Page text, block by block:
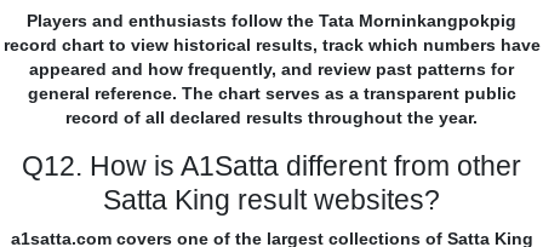
Players and enthusiasts follow the Tata Morninkangpokpig
record chart to view historical results, track which numbers have
appeared and how frequently, and review past patterns for
general reference. The chart serves as a transparent public
record of all declared results throughout the year.
Q12. How is A1Satta different from other
Satta King result websites?
a1satta.com covers one of the largest collections of Satta King